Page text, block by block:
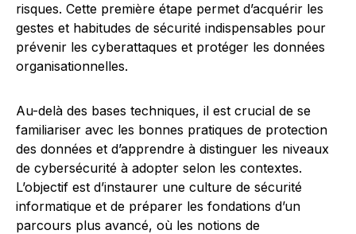
risques. Cette première étape permet d’acquérir les
gestes et habitudes de sécurité indispensables pour
prévenir les cyberattaques et protéger les données
organisationnelles.
Au-delà des bases techniques, il est crucial de se
familiariser avec les bonnes pratiques de protection
des données et d’apprendre à distinguer les niveaux
de cybersécurité à adopter selon les contextes.
L’objectif est d’instaurer une culture de sécurité
informatique et de préparer les fondations d’un
parcours plus avancé, où les notions de